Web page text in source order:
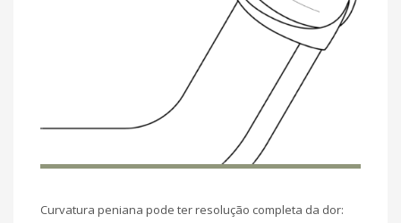
Curvatura peniana pode ter resolução completa da dor: